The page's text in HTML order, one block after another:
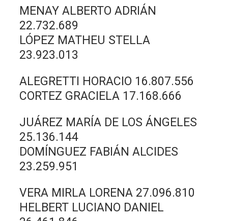
MENAY ALBERTO ADRIÁN
22.732.689
LÓPEZ MATHEU STELLA
23.923.013
ALEGRETTI HORACIO 16.807.556
CORTEZ GRACIELA 17.168.666
JUÁREZ MARÍA DE LOS ÁNGELES
25.136.144
DOMÍNGUEZ FABIÁN ALCIDES
23.259.951
VERA MIRLA LORENA 27.096.810
HELBERT LUCIANO DANIEL